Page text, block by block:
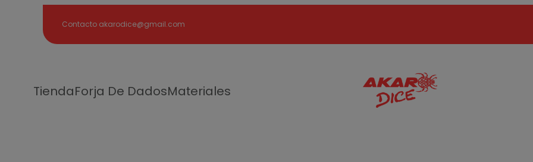
Contacto akarodice@gmail.com
TiendaForja De DadosMateriales
Search